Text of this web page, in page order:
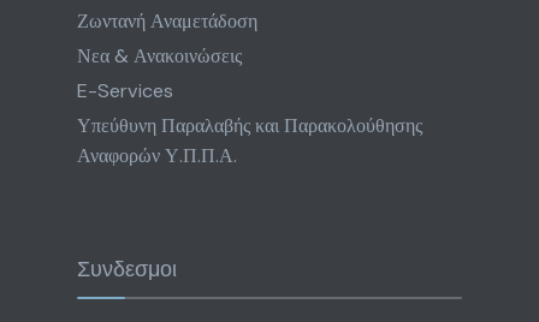
Ζωντανή Αναμετάδοση
Νεα & Ανακοινώσεις
E-Services
Υπεύθυνη Παραλαβής και Παρακολούθησης
Αναφορών Υ.Π.Π.Α.
Συνδεσμοι